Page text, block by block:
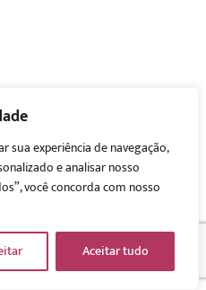
sua experiência de navegação,
e analisar nosso
você concorda com nosso
Aceitar tudo